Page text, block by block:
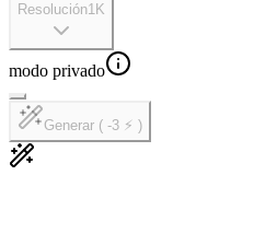
Resolución1K
modo privado
Generar ( -3 ⚡ )